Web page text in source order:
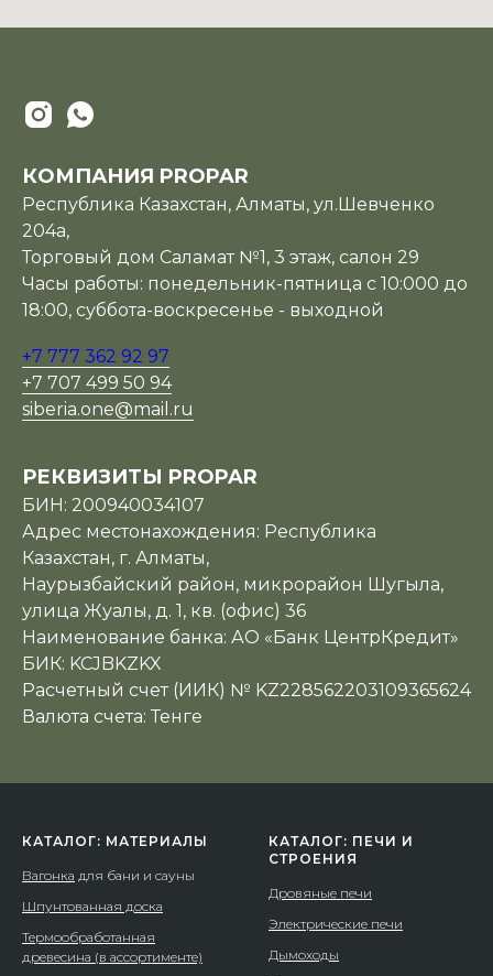
КОМПАНИЯ PROPAR
Республика Казахстан, Алматы, ул.Шевченко
204а,
Торговый дом Саламат №1, 3 этаж, салон 29
Часы работы: понедельник-пятница с 10:000 до
18:00, суббота-воскресенье - выходной
+7 777 362 92 97
+7 707 499 50 94
siberia.one@mail.ru
РЕКВИЗИТЫ PROPAR
БИН: 200940034107
Адрес местонахождения: Республика
Казахстан, г. Алматы,
Наурызбайский район, микрорайон Шугыла,
улица Жуалы, д. 1, кв. (офис) 36
Наименование банка: АО «Банк ЦентрКредит»
БИК: KCJBKZKX
Расчетный счет (ИИК) № KZ228562203109365624
Валюта счета: Тенге
КАТАЛОГ: МАТЕРИАЛЫ
Вагонка для бани и сауны
Шпунтованная доска
Термообработанная
древесина (в ассортименте)
КАТАЛОГ: ПЕЧИ И
СТРОЕНИЯ
Дровяные печи
Электрические печи
Дымоходы